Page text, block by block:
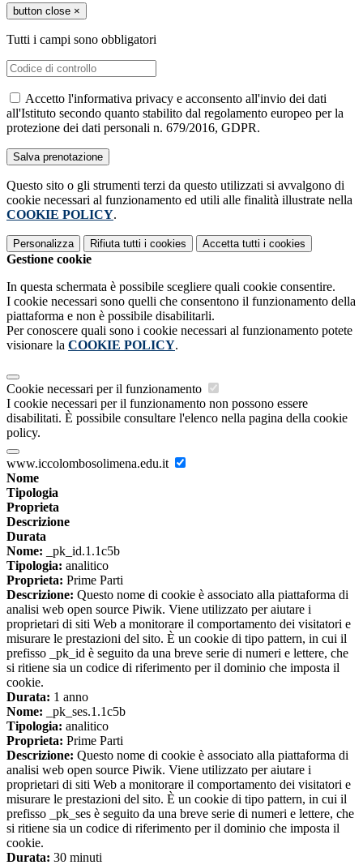
button close ×
Tutti i campi sono obbligatori
Accetto l'informativa privacy e acconsento all'invio dei dati
all'Istituto secondo quanto stabilito dal regolamento europeo per la
protezione dei dati personali n. 679/2016, GDPR.
Questo sito o gli strumenti terzi da questo utilizzati si avvalgono di
cookie necessari al funzionamento ed utili alle finalità illustrate nella
COOKIE POLICY.
Personalizza Rifiuta tutti i cookies Accetta tutti i cookies
Gestione cookie
In questa schermata è possibile scegliere quali cookie consentire.
I cookie necessari sono quelli che consentono il funzionamento della
piattaforma e non è possibile disabilitarli.
Per conoscere quali sono i cookie necessari al funzionamento potete
visionare la COOKIE POLICY.
Cookie necessari per il funzionamento
I cookie necessari per il funzionamento non possono essere
disabilitati. È possibile consultare l'elenco nella pagina della cookie
policy.
www.iccolombosolimena.edu.it
Nome
Tipologia
Proprieta
Descrizione
Durata
Nome: _pk_id.1.1c5b
Tipologia: analitico
Proprieta: Prime Parti
Descrizione: Questo nome di cookie è associato alla piattaforma di
analisi web open source Piwik. Viene utilizzato per aiutare i
proprietari di siti Web a monitorare il comportamento dei visitatori e
misurare le prestazioni del sito. È un cookie di tipo pattern, in cui il
prefisso _pk_id è seguito da una breve serie di numeri e lettere, che
si ritiene sia un codice di riferimento per il dominio che imposta il
cookie.
Durata: 1 anno
Nome: _pk_ses.1.1c5b
Tipologia: analitico
Proprieta: Prime Parti
Descrizione: Questo nome di cookie è associato alla piattaforma di
analisi web open source Piwik. Viene utilizzato per aiutare i
proprietari di siti Web a monitorare il comportamento dei visitatori e
misurare le prestazioni del sito. È un cookie di tipo pattern, in cui il
prefisso _pk_ses è seguito da una breve serie di numeri e lettere, che
si ritiene sia un codice di riferimento per il dominio che imposta il
cookie.
Durata: 30 minuti